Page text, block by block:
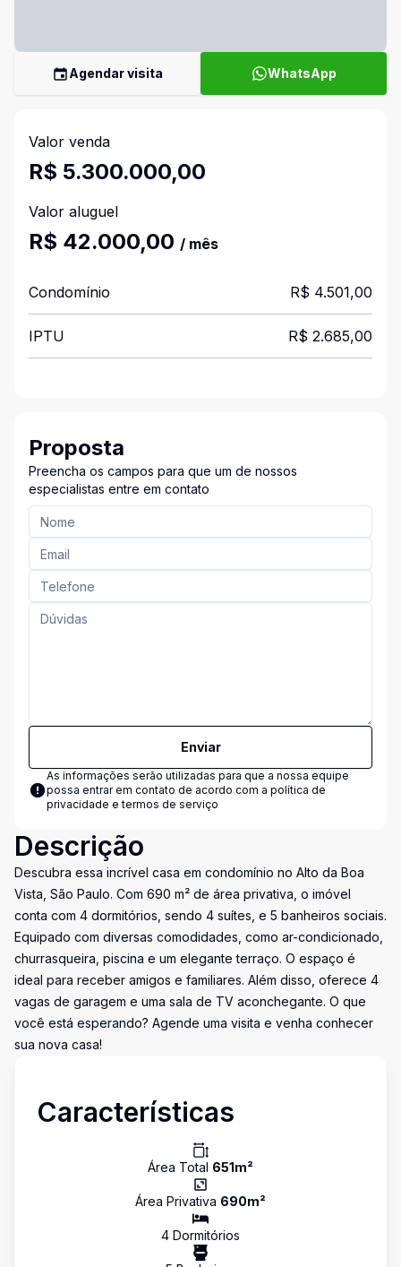
Agendar visita WhatsApp
Valor venda
R$ 5.300.000,00
Valor aluguel
R$ 42.000,00 / mês
Condomínio R$ 4.501,00
IPTU R$ 2.685,00
Proposta
Preencha os campos para que um de nossos
especialistas entre em contato
Enviar
As informações serão utilizadas para que a nossa equipe
possa entrar em contato de acordo com a política de
privacidade e termos de serviço
Descrição
Descubra essa incrível casa em condomínio no Alto da Boa
Vista, São Paulo. Com 690 m² de área privativa, o imóvel
conta com 4 dormitórios, sendo 4 suítes, e 5 banheiros sociais.
Equipado com diversas comodidades, como ar-condicionado,
churrasqueira, piscina e um elegante terraço. O espaço é
ideal para receber amigos e familiares. Além disso, oferece 4
vagas de garagem e uma sala de TV aconchegante. O que
você está esperando? Agende uma visita e venha conhecer
sua nova casa!
Características
Área Total 651m²
Área Privativa 690m²
4 Dormitórios